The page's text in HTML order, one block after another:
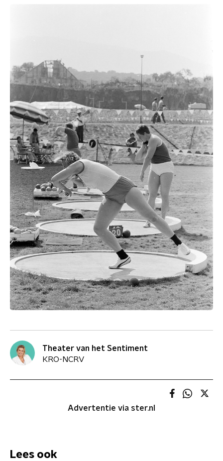
Theater van het Sentiment
KRO-NCRV
Advertentie via ster.nl
Lees ook